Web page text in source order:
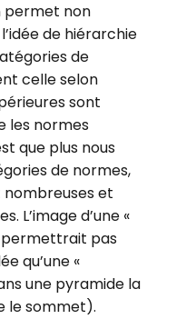
permet non
de hiérarchie
de
celle selon
sont
les normes
que plus nous
de normes,
nombreuses et
L’image d’une «
permettrait pas
qu’une «
une pyramide la
le sommet).